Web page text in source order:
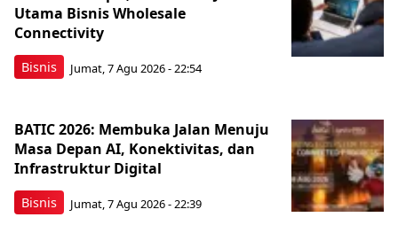
Bisnis
Utama Bisnis Wholesale
Connectivity
Jumat, 7 Agu 2026 - 22:54
Bisnis
BATIC 2026: Membuka Jalan Menuju
Masa Depan AI, Konektivitas, dan
Infrastruktur Digital
Jumat, 7 Agu 2026 - 22:39